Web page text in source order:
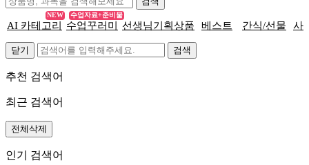
AI 카테고리
NEW
수업꾸러미
수업자료+준비물
선생님기획상품 베스트 간식/선물 사
닫기
추천 검색어
최근 검색어
전체삭제
인기 검색어